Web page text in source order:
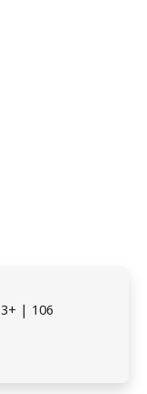
| 106